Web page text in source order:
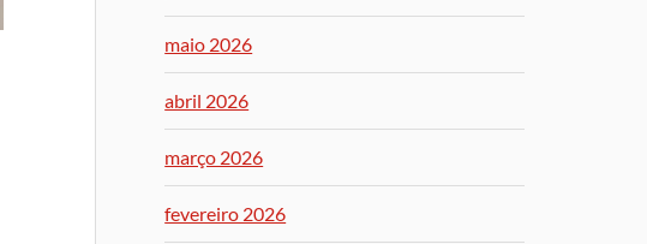
maio 2026
abril 2026
março 2026
fevereiro 2026